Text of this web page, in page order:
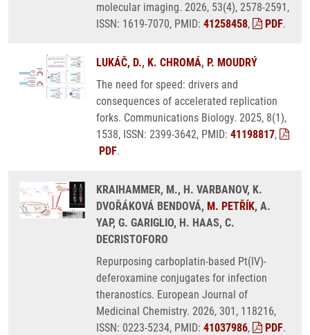
molecular imaging. 2026, 53(4), 2578-2591,
ISSN: 1619-7070, PMID: 41258458, PDF.
LUKÁČ, D., K. CHROMÁ, P. MOUDRÝ
The need for speed: drivers and
consequences of accelerated replication
forks. Communications Biology. 2025, 8(1),
1538, ISSN: 2399-3642, PMID: 41198817,
PDF.
KRAIHAMMER, M., H. VARBANOV, K.
DVOŘÁKOVÁ BENDOVÁ, M. PETŘÍK, A.
YAP, G. GARIGLIO, H. HAAS, C.
DECRISTOFORO
Repurposing carboplatin-based Pt(IV)-
deferoxamine conjugates for infection
theranostics. European Journal of
Medicinal Chemistry. 2026, 301, 118216,
ISSN: 0223-5234, PMID: 41037986, PDF.